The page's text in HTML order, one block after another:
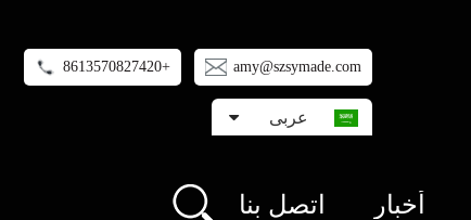
amy@szsymade.com
+8613570827420
عربى
أخبار اتصل بنا